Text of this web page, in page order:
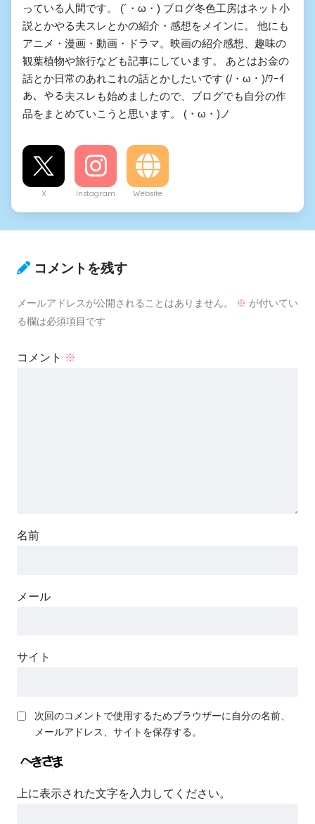
っている人間です。 (´・ω・) ブログ冬色工房はネット小
説とかやる夫スレとかの紹介・感想をメインに。 他にも
アニメ・漫画・動画・ドラマ。映画の紹介感想、趣味の
観葉植物や旅行なども記事にしています。 あとはお金の
話とか日常のあれこれの話とかしたいです (/・ω・)/ﾜｰｲ
あ、やる夫スレも始めましたので、ブログでも自分の作
品をまとめていこうと思います。 (・ω・)ノ
X Instagram Website
コメントを残す
メールアドレスが公開されることはありません。 ※ が付いてい
る欄は必須項目です
コメント ※
名前
メール
サイト
次回のコメントで使用するためブラウザーに自分の名前、
メールアドレス、サイトを保存する。
上に表示された文字を入力してください。